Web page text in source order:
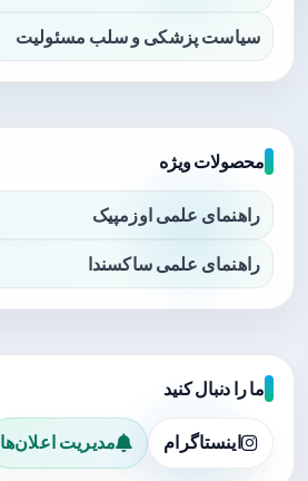
سیاست پزشکی و سلب مسئولیت
محصولات ویژه
راهنمای علمی اوزمپیک
راهنمای علمی ساکسندا
ما را دنبال کنید
اینستاگرام مدیریت اعلان‌ها